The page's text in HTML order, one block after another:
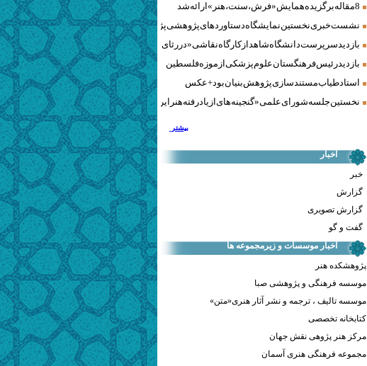
8 مقاله برگزیده همایش «فرش، سنت، هنر» ارائه شد
نشست خبری نخستین نمایشگاه دستاوردهای پژوهشی پژوهشگاه‌های هنری
بازدید سرپرست دانشگاه شاهد از کارگاه نقاشی «در رثای سیمرغ تجلی»
بازدید رئیس فرهنگستان علوم پزشکی از موزه فلسطین
استاد طیاب مستندسازی پژوهش‌بنیان بود + عکس
نخستین جلسه شورای علمی «گنجینه‌های ازیادرفته هنر ایران» برگزار شد
بیشتر
اخبار
خبر
گزارش
گزارش تصویری
گفت و گو
اخبار موسسات و زیرمجموعه ها
پژوهشکده هنر
موسسه فرهنگی و پژوهشی صبا
موسسه تالیف ، ترجمه و نشر آثار هنری«متن»
کتابخانه تخصصی
مرکز هنر پژوهی نقش جهان
مجموعه فرهنگی هنری آسمان